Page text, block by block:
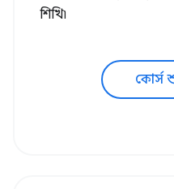
শিখি৷